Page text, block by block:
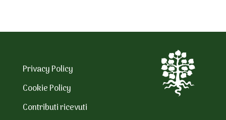
Privacy Policy
Cookie Policy
Contributi ricevuti